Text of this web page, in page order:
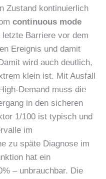
Zustand kontinuierlich
continuous mode
Barriere vor dem
Ereignis und damit
wird auch deutlich,
klein ist. Mit Ausfall
Demand muss die
in den sicheren
1/100 ist typisch und
im
zu späte Diagnose im
hat ein
– unbrauchbar. Die